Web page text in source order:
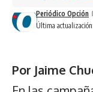
Última actualización:
Periódico Opción
Por Jaime